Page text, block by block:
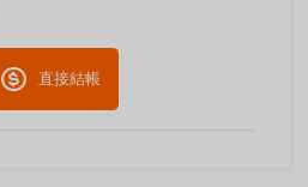
直接結帳